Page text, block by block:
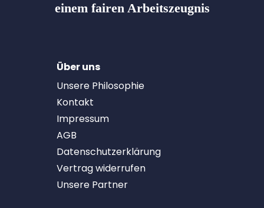
einem fairen Arbeitszeugnis
Über uns
Unsere Philosophie
Kontakt
Impressum
AGB
Datenschutzerklärung
Vertrag widerrufen
Unsere Partner